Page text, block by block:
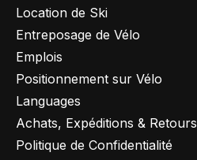
Location de Ski
Entreposage de Vélo
Emplois
Positionnement sur Vélo
Languages
Achats, Expéditions & Retours
Politique de Confidentialité